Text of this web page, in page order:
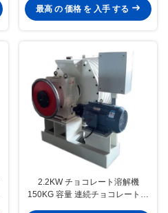
ために構築された
最高 の 価格 を 入手 する
2.2KW チョコレート溶解機
150KG 容量 連続チョコレート加